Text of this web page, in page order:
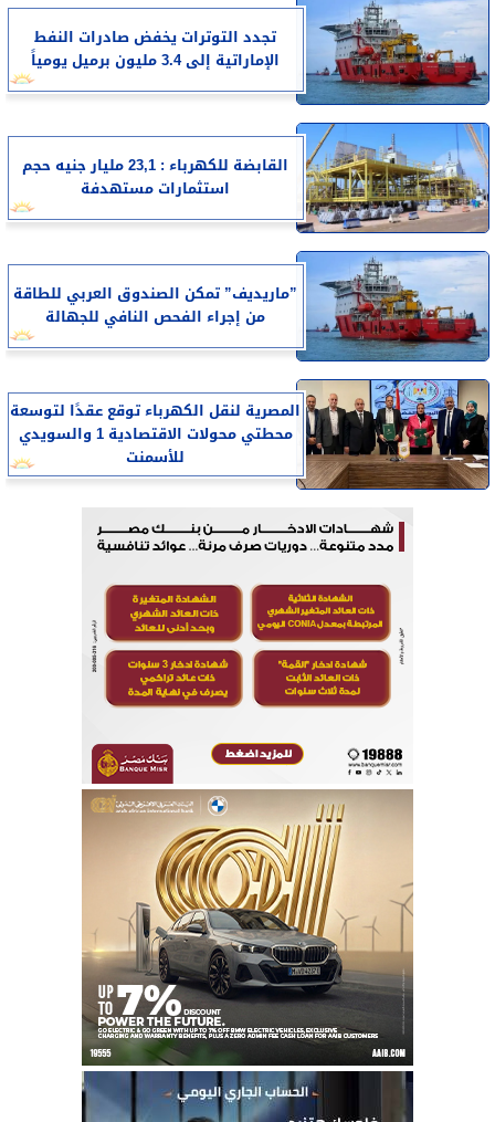
تجدد التوترات يخفض صادرات النفط
الإماراتية إلى 3.4 مليون برميل يومياً
القابضة للكهرباء : 23,1 مليار جنيه حجم
استثمارات مستهدفة
”ماريديف” تمكن الصندوق العربي للطاقة
من إجراء الفحص النافي للجهالة
المصرية لنقل الكهرباء توقع عقدًا لتوسعة
محطتي محولات الاقتصادية 1 والسويدي
للأسمنت